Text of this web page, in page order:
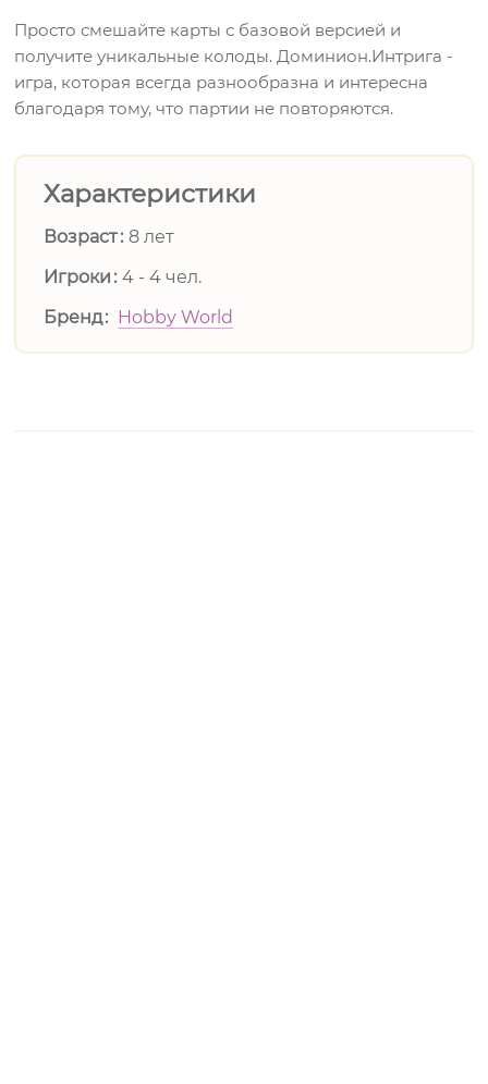
Просто смешайте карты с базовой версией и
получите уникальные колоды. Доминион.Интрига -
игра, которая всегда разнообразна и интересна
благодаря тому, что партии не повторяются.
Характеристики
Возраст 8 лет
Игроки 4 - 4 чел.
Бренд
Hobby World